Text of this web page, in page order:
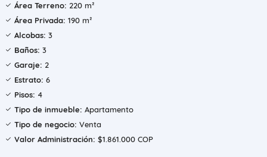
Área Terreno: 220 m²
Área Privada: 190 m²
Alcobas: 3
Baños: 3
Garaje: 2
Estrato: 6
Pisos: 4
Tipo de inmueble: Apartamento
Tipo de negocio: Venta
Valor Administración: $1.861.000 COP